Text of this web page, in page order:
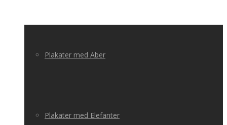
Plakater med Aber
Plakater med Elefanter